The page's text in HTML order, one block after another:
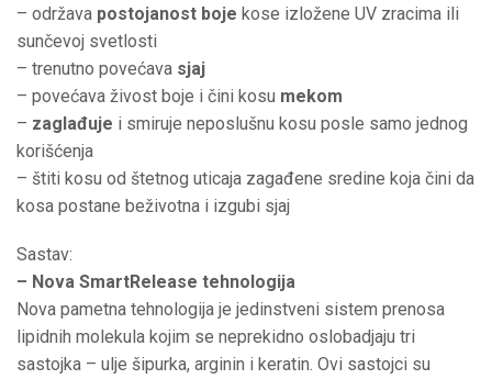
– održava postojanost boje kose izložene UV zracima ili
sunčevoj svetlosti
– trenutno povećava sjaj
– povećava živost boje i čini kosu mekom
– zaglađuje i smiruje neposlušnu kosu posle samo jednog
korišćenja
– štiti kosu od štetnog uticaja zagađene sredine koja čini da
kosa postane beživotna i izgubi sjaj
Sastav:
– Nova SmartRelease tehnologija
Nova pametna tehnologija je jedinstveni sistem prenosa
lipidnih molekula kojim se neprekidno oslobadjaju tri
sastojka – ulje šipurka, arginin i keratin. Ovi sastojci su